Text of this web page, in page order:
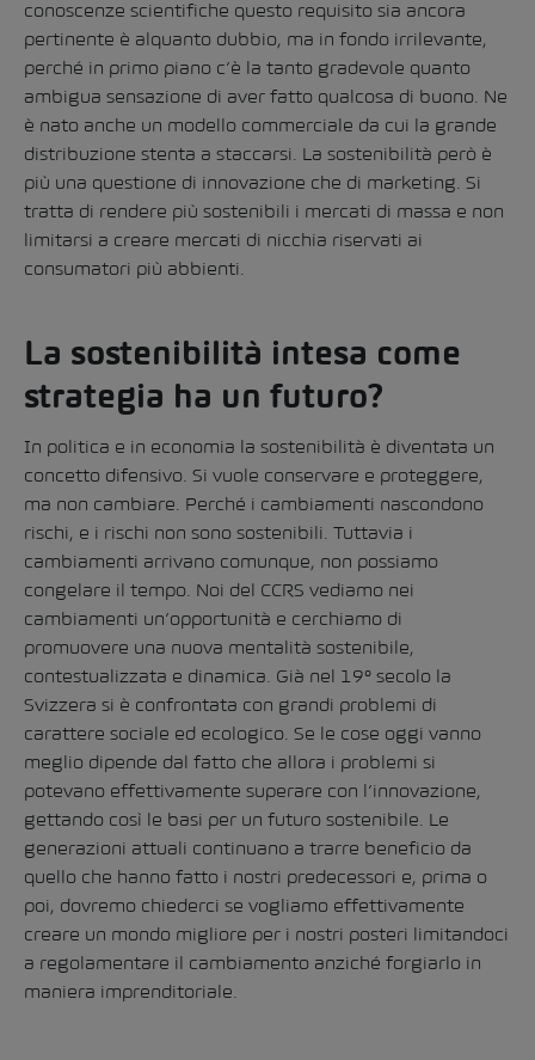
conoscenze scientifiche questo requisito sia ancora
pertinente è alquanto dubbio, ma in fondo irrilevante,
perché in primo piano c’è la tanto gradevole quanto
ambigua sensazione di aver fatto qualcosa di buono. Ne
è nato anche un modello commerciale da cui la grande
distribuzione stenta a staccarsi. La sostenibilità però è
più una questione di innovazione che di marketing. Si
tratta di rendere più sostenibili i mercati di massa e non
limitarsi a creare mercati di nicchia riservati ai
consumatori più abbienti.
La sostenibilità intesa come
strategia ha un futuro?
In politica e in economia la sostenibilità è diventata un
concetto difensivo. Si vuole conservare e proteggere,
ma non cambiare. Perché i cambiamenti nascondono
rischi, e i rischi non sono sostenibili. Tuttavia i
cambiamenti arrivano comunque, non possiamo
congelare il tempo. Noi del CCRS vediamo nei
cambiamenti un’opportunità e cerchiamo di
promuovere una nuova mentalità sostenibile,
contestualizzata e dinamica. Già nel 19° secolo la
Svizzera si è confrontata con grandi problemi di
carattere sociale ed ecologico. Se le cose oggi vanno
meglio dipende dal fatto che allora i problemi si
potevano effettivamente superare con l’innovazione,
gettando così le basi per un futuro sostenibile. Le
generazioni attuali continuano a trarre beneficio da
quello che hanno fatto i nostri predecessori e, prima o
poi, dovremo chiederci se vogliamo effettivamente
creare un mondo migliore per i nostri posteri limitandoci
a regolamentare il cambiamento anziché forgiarlo in
maniera imprenditoriale.